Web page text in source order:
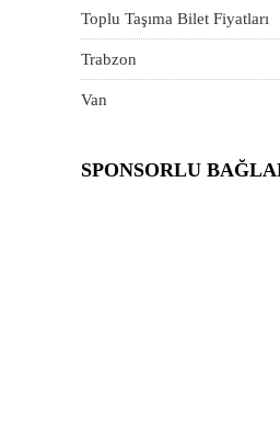
Toplu Taşıma Bilet Fiyatları
Trabzon
Van
SPONSORLU